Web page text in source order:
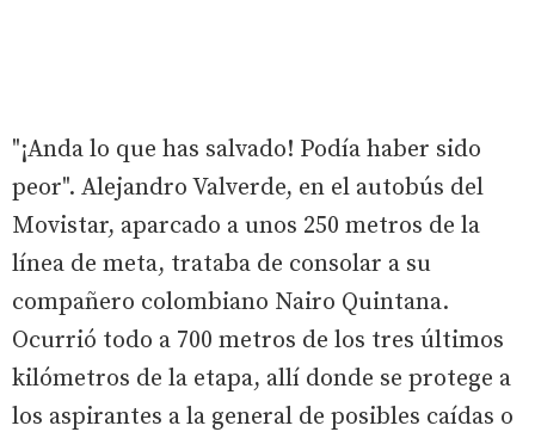
"¡Anda lo que has salvado! Podía haber sido
peor". Alejandro Valverde, en el autobús del
Movistar, aparcado a unos 250 metros de la
línea de meta, trataba de consolar a su
compañero colombiano Nairo Quintana.
Ocurrió todo a 700 metros de los tres últimos
kilómetros de la etapa, allí donde se protege a
los aspirantes a la general de posibles caídas o